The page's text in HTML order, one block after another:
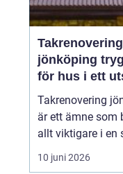
Takrenovering
jönköping tryggt tak
för hus i ett
klimat
Takrenovering
är ett ämne som
allt viktigare i en
där väderväxlingar,
kraftiga regn och
10 juni 2026